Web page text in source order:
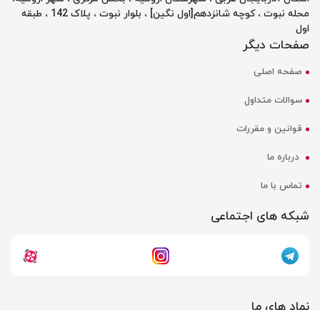
محله نبوت ، کوچه شانزدهم[اول نگین] ، بلوار نبوت ، پلاک 142 ، طبقه
اول
صفحات دیگر
صفحه اصلی
سوالات متداول
قوانین و مقررات
درباره ما
تماس با ما
شبکه های اجتماعی